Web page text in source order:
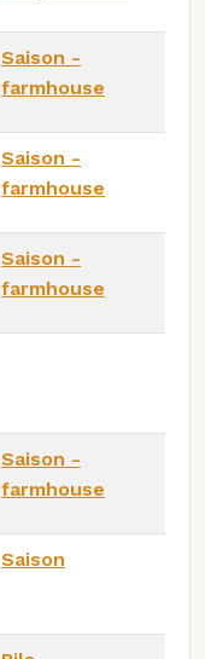
Saison -
farmhouse
Saison -
farmhouse
Saison -
farmhouse
Saison -
farmhouse
Saison